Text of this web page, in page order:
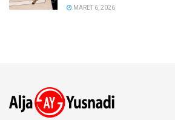
MARET 6, 2026